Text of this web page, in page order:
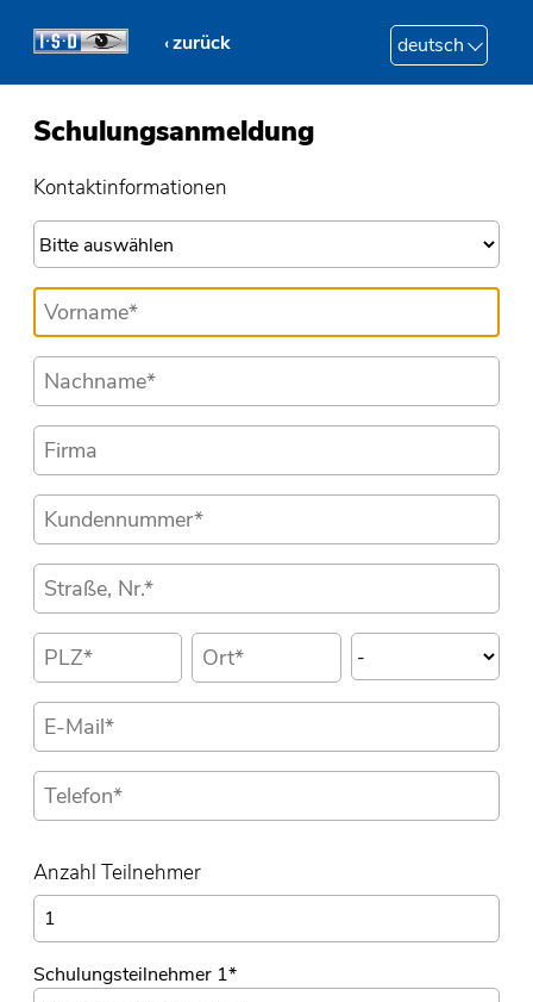
zurück deutsch
Schulungsanmeldung
Kontaktinformationen
Anzahl Teilnehmer
Schulungsteilnehmer 1*